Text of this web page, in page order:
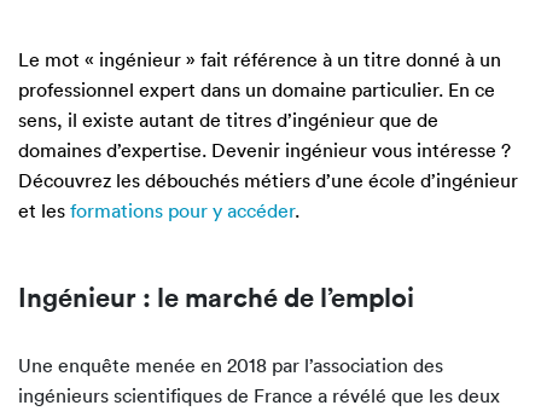
Le mot « ingénieur » fait référence à un titre donné à un
professionnel expert dans un domaine particulier. En ce
sens, il existe autant de titres d’ingénieur que de
domaines d’expertise. Devenir ingénieur vous intéresse ?
Découvrez les débouchés métiers d’une école d’ingénieur
et les formations pour y accéder.
Ingénieur : le marché de l’emploi
Une enquête menée en 2018 par l’association des
ingénieurs scientifiques de France a révélé que les deux